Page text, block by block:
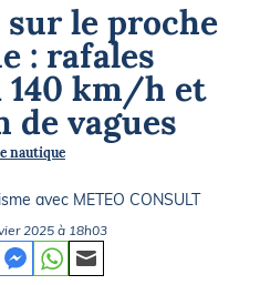
sur le proche
: rafales
140 km/h et
de vagues
nautique
avec METEO CONSULT
2025 à 18h03